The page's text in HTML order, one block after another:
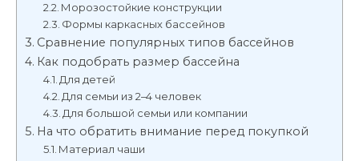
Морозостойкие конструкции
Формы каркасных бассейнов
Сравнение популярных типов бассейнов
Как подобрать размер бассейна
Для детей
Для семьи из 2–4 человек
Для большой семьи или компании
На что обратить внимание перед покупкой
Материал чаши